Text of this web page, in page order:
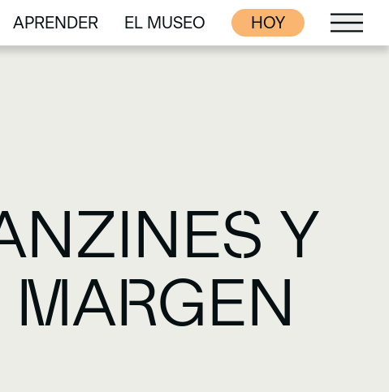
APRENDER
APRENDER
EL MUSEO
EL MUSEO
HOY
Y